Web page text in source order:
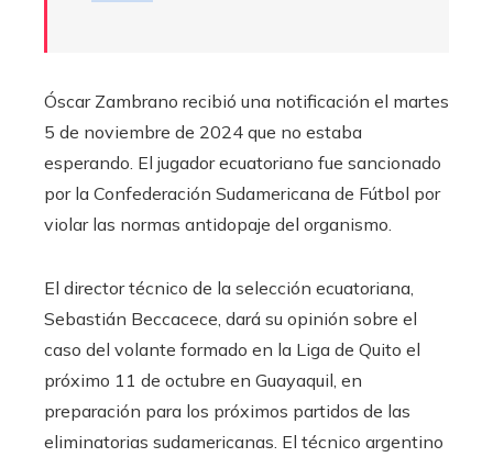
Óscar Zambrano recibió una notificación el martes
5 de noviembre de 2024 que no estaba
esperando. El jugador ecuatoriano fue sancionado
por la Confederación Sudamericana de Fútbol por
violar las normas antidopaje del organismo.
El director técnico de la selección ecuatoriana,
Sebastián Beccacece, dará su opinión sobre el
caso del volante formado en la Liga de Quito el
próximo 11 de octubre en Guayaquil, en
preparación para los próximos partidos de las
eliminatorias sudamericanas. El técnico argentino